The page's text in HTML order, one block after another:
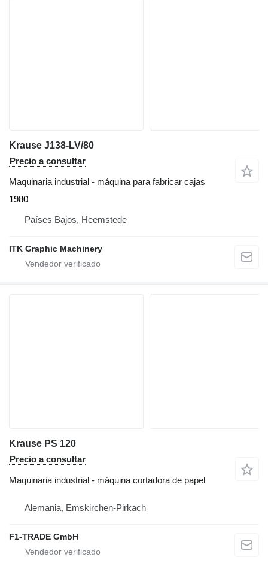
Krause J138-LV/80
Precio a consultar
Maquinaria industrial - máquina para fabricar cajas
1980
Países Bajos, Heemstede
ITK Graphic Machinery
Krause PS 120
Precio a consultar
Maquinaria industrial - máquina cortadora de papel
Alemania, Emskirchen-Pirkach
F1-TRADE GmbH